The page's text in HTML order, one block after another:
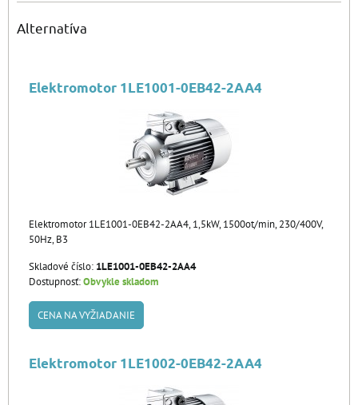
Alternatíva
Elektromotor 1LE1001-0EB42-2AA4
Elektromotor 1LE1001-0EB42-2AA4, 1,5kW, 1500ot/min, 230/400V,
50Hz, B3
Skladové číslo: 1LE1001-0EB42-2AA4
Dostupnosť:Obvykle skladom
CENA NA VYŽIADANIE
Elektromotor 1LE1002-0EB42-2AA4